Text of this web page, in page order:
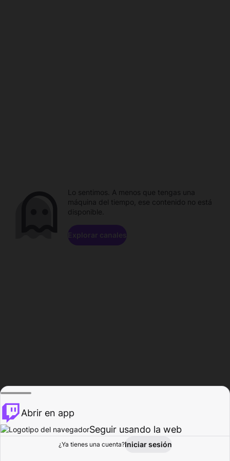
Explorar Actividad
Lo sentimos. A menos que tengas una
máquina del tiempo, ese contenido no está
disponible.
Explorar canales
Abrir en app
Seguir usando la web
¿Ya tienes una cuenta?Iniciar sesión